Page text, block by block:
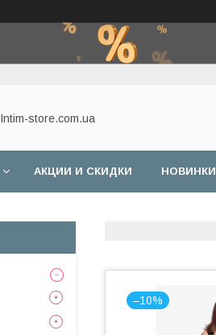
Intim-store.com.ua
АКЦИИ И СКИДКИ НОВИНКИ
–10%